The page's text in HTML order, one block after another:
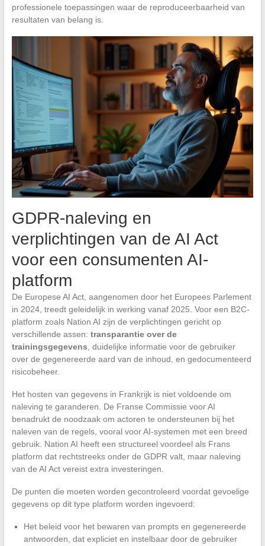
professionele toepassingen waar de reproduceerbaarheid van
resultaten van belang is.
GDPR-naleving en
verplichtingen van de AI Act
voor een consumenten AI-
platform
De Europese AI Act, aangenomen door het Europees Parlement
in 2024, treedt geleidelijk in werking vanaf 2025. Voor een B2C-
platform zoals Nation AI zijn de verplichtingen gericht op
verschillende assen: transparantie over de
trainingsgegevens , duidelijke informatie voor de gebruiker
over de gegenereerde aard van de inhoud, en gedocumenteerd
risicobeheer.
Het hosten van gegevens in Frankrijk is niet voldoende om
naleving te garanderen. De Franse Commissie voor AI
benadrukt de noodzaak om actoren te ondersteunen bij het
naleven van de regels, vooral voor AI-systemen met een breed
gebruik. Nation AI heeft een structureel voordeel als Frans
platform dat rechtstreeks onder de GDPR valt, maar naleving
van de AI Act vereist extra investeringen.
De punten die moeten worden gecontroleerd voordat gevoelige
gegevens op dit type platform worden ingevoerd:
Het beleid voor het bewaren van prompts en gegenereerde
antwoorden, dat expliciet en instelbaar door de gebruiker